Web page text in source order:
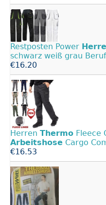
Restposten Power
schwarz weiß grau
€16.20
Herren Thermo Fleece
Arbeitshose Cargo
€16.53